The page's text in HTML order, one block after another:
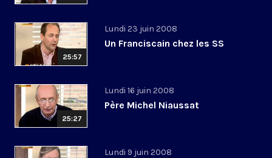
25:57
Lundi 23 juin 2008
Un Franciscain chez les SS
25:27
Lundi 16 juin 2008
Père Michel Niaussat
Lundi 9 juin 2008